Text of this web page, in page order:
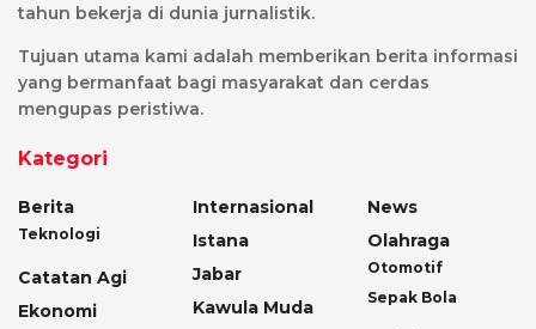
tahun bekerja di dunia jurnalistik.
Tujuan utama kami adalah memberikan berita informasi
yang bermanfaat bagi masyarakat dan cerdas
mengupas peristiwa.
Kategori
Berita
Teknologi
Catatan Agi
Ekonomi
Internasional
Istana
Jabar
Kawula Muda
News
Olahraga
Otomotif
Sepak Bola